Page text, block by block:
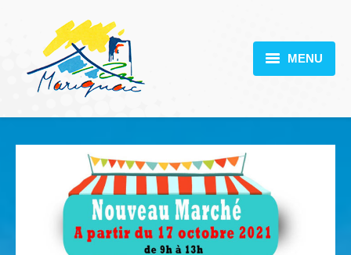
MENU
DÉCOUVERTE
VIE PRATIQUE
SCOLARITÉ